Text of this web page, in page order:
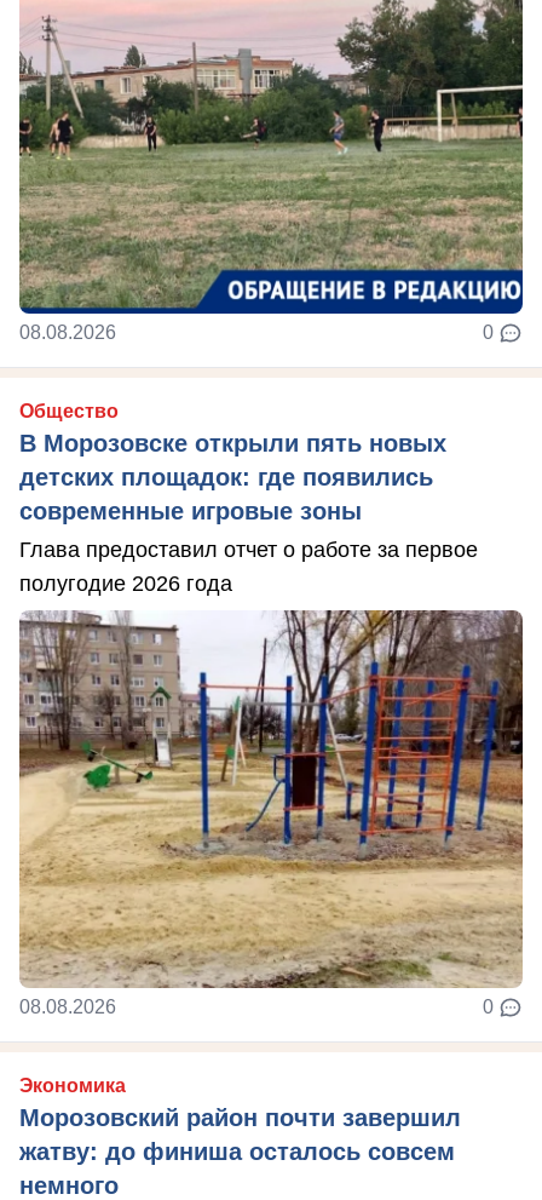
08.08.2026 0
Общество
В Морозовске открыли пять новых
детских площадок: где появились
современные игровые зоны
Глава предоставил отчет о работе за первое
полугодие 2026 года
08.08.2026 0
Экономика
Морозовский район почти завершил
жатву: до финиша осталось совсем
немного